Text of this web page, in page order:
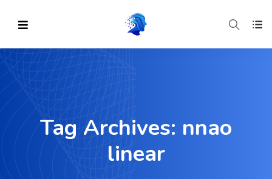
Tag Archives: nnao
linear